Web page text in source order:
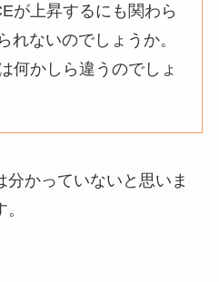
が上昇するにも関わら
れないのでしょうか。
何かしら違うのでしょ
かっていないと思いま
。